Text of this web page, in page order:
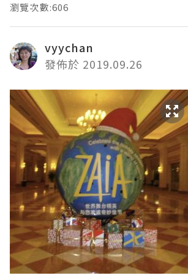
瀏覽次數:606
vyychan
發佈於 2019.09.26